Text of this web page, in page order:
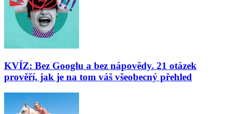
KVÍZ: Bez Googlu a bez nápovědy. 21 otázek
prověří, jak je na tom váš všeobecný přehled